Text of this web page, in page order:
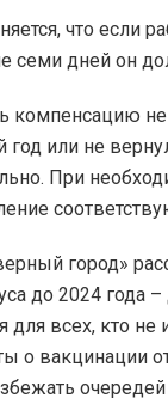
что если
семи дней он
компенсацию не
или не
При
город»
до 2024 года
для всех, кто
о вакцинации